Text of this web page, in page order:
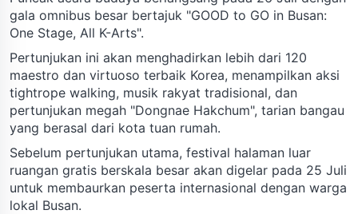
gala omnibus besar bertajuk "GOOD to GO in Busan:
One Stage, All K-Arts".
Pertunjukan ini akan menghadirkan lebih dari 120
maestro dan virtuoso terbaik Korea, menampilkan aksi
tightrope walking, musik rakyat tradisional, dan
pertunjukan megah "Dongnae Hakchum", tarian bangau
yang berasal dari kota tuan rumah.
Sebelum pertunjukan utama, festival halaman luar
ruangan gratis berskala besar akan digelar pada 25 Juli
untuk membaurkan peserta internasional dengan warga
lokal Busan.